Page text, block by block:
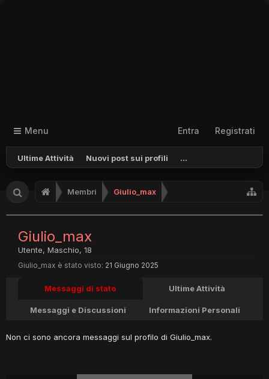
Menu
Ultime Attività Nuovi post sui profili ...
Entra Registrati
Membri Giulio_max
Giulio_max
Utente, Maschio, 18
Giulio_max è stato visto: 21 Giugno 2025
Messaggi di stato Ultime Attività
Messaggi e Discussioni Informazioni Personali
Non ci sono ancora messaggi sul profilo di Giulio_max.